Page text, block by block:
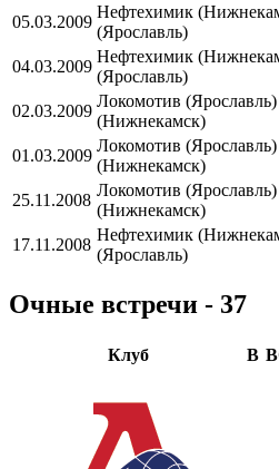
05.03.2009
Нефтехимик
(Ярославль)
04.03.2009
Нефтехимик
(Ярославль)
02.03.2009
Локомотив
(Нижнекамск)
01.03.2009
Локомотив
(Нижнекамск)
25.11.2008
Локомотив
(Нижнекамск)
17.11.2008
Нефтехимик
(Ярославль)
Очные встречи - 37
Клуб В